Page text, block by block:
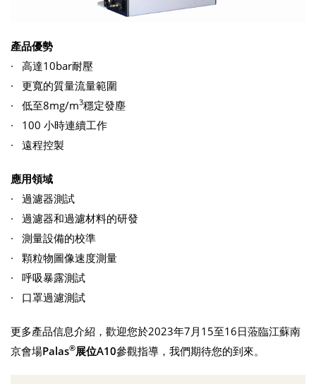
產品優勢
· 高達10bar耐壓
· 更寬的質量流量範圍
· 低至8mg/m3穩定發塵
· 100 小時連續工作
· 遠程控製
應用領域
· 過濾器測試
· 過濾器和過濾材料的研發
· 測量設備的校準
· 顆粒物圖像速度測量
· 呼吸暴露測試
· 口罩過濾測試
更多產品信息介紹，歡迎您於2023年7月15至16日蒞臨江蘇南
京會場Palas®展位A10參觀指導，我們期待您的到來。